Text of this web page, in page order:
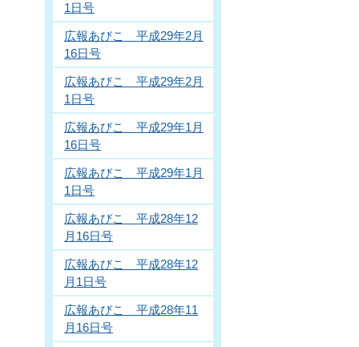
1日号
広報あびこ 平成29年2月
16日号
広報あびこ 平成29年2月
1日号
広報あびこ 平成29年1月
16日号
広報あびこ 平成29年1月
1日号
広報あびこ 平成28年12
月16日号
広報あびこ 平成28年12
月1日号
広報あびこ 平成28年11
月16日号